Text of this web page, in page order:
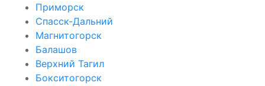
Приморск
Спасск-Дальний
Магнитогорск
Балашов
Верхний Тагил
Бокситогорск